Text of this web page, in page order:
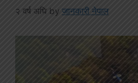
२ वर्ष अघि by जानकारी नेपाल